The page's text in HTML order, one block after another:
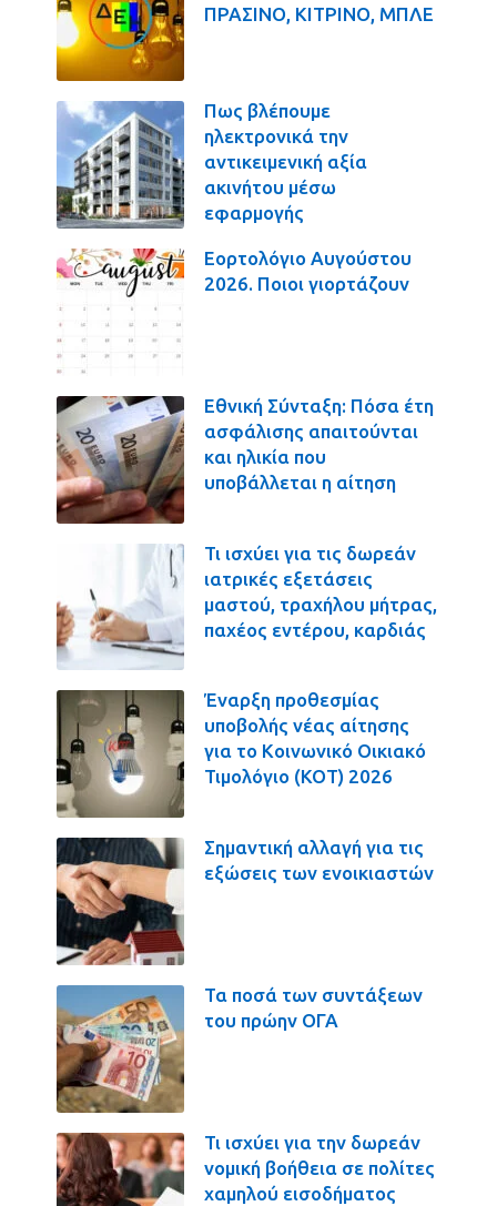
ΠΡΑΣΙΝΟ, ΚΙΤΡΙΝΟ, ΜΠΛΕ
Πως βλέπουμε
ηλεκτρονικά την
αντικειμενική αξία
ακινήτου μέσω
εφαρμογής
Εορτολόγιο Αυγούστου
2026. Ποιοι γιορτάζουν
Εθνική Σύνταξη: Πόσα έτη
ασφάλισης απαιτούνται
και ηλικία που
υποβάλλεται η αίτηση
Τι ισχύει για τις δωρεάν
ιατρικές εξετάσεις
μαστού, τραχήλου μήτρας,
παχέος εντέρου, καρδιάς
Έναρξη προθεσμίας
υποβολής νέας αίτησης
για το Κοινωνικό Οικιακό
Τιμολόγιο (ΚΟΤ) 2026
Σημαντική αλλαγή για τις
εξώσεις των ενοικιαστών
Τα ποσά των συντάξεων
του πρώην ΟΓΑ
Τι ισχύει για την δωρεάν
νομική βοήθεια σε πολίτες
χαμηλού εισοδήματος